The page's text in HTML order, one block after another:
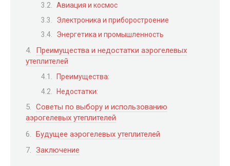
Авиация и космос
Электроника и приборостроение
Энергетика и промышленность
Преимущества и недостатки аэрогелевых
утеплителей
Преимущества:
Недостатки:
Советы по выбору и использованию
аэрогелевых утеплителей
Будущее аэрогелевых утеплителей
Заключение